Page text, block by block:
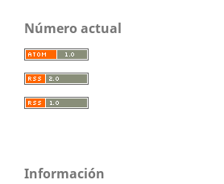
Número actual
Información